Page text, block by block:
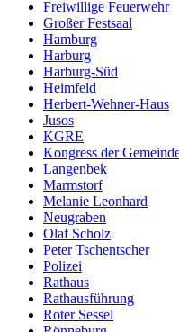
Freiwillige Feuerwehr
Großer Festsaal
Hamburg
Harburg
Harburg-Süd
Heimfeld
Herbert-Wehner-Haus
Jusos
KGRE
Kongress der
Langenbek
Marmstorf
Melanie Leonhard
Neugraben
Olaf Scholz
Peter Tschentscher
Polizei
Rathaus
Rathausführung
Roter Sessel